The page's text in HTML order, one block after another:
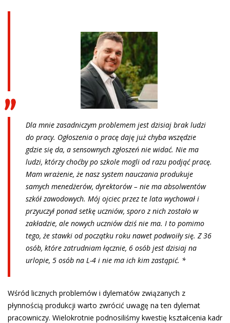
Dla mnie zasadniczym problemem jest dzisiaj brak ludzi
do pracy. Ogłoszenia o pracę daję już chyba wszędzie
gdzie się da, a sensownych zgłoszeń nie widać. Nie ma
ludzi, którzy choćby po szkole mogli od razu podjąć pracę.
Mam wrażenie, że nasz system nauczania produkuje
samych menedżerów, dyrektorów – nie ma absolwentów
szkół zawodowych. Mój ojciec przez te lata wychował i
przyuczył ponad setkę uczniów, sporo z nich zostało w
zakładzie, ale nowych uczniów dziś nie ma. I to pomimo
tego, że stawki od początku roku nawet podwoiły się. Z 36
osób, które zatrudniam łącznie, 6 osób jest dzisiaj na
urlopie, 5 osób na L-4 i nie ma ich kim zastąpić. *
Wśród licznych problemów i dylematów związanych z
płynnością produkcji warto zwrócić uwagę na ten dylemat
pracowniczy. Wielokrotnie podnosiliśmy kwestię kształcenia kadr